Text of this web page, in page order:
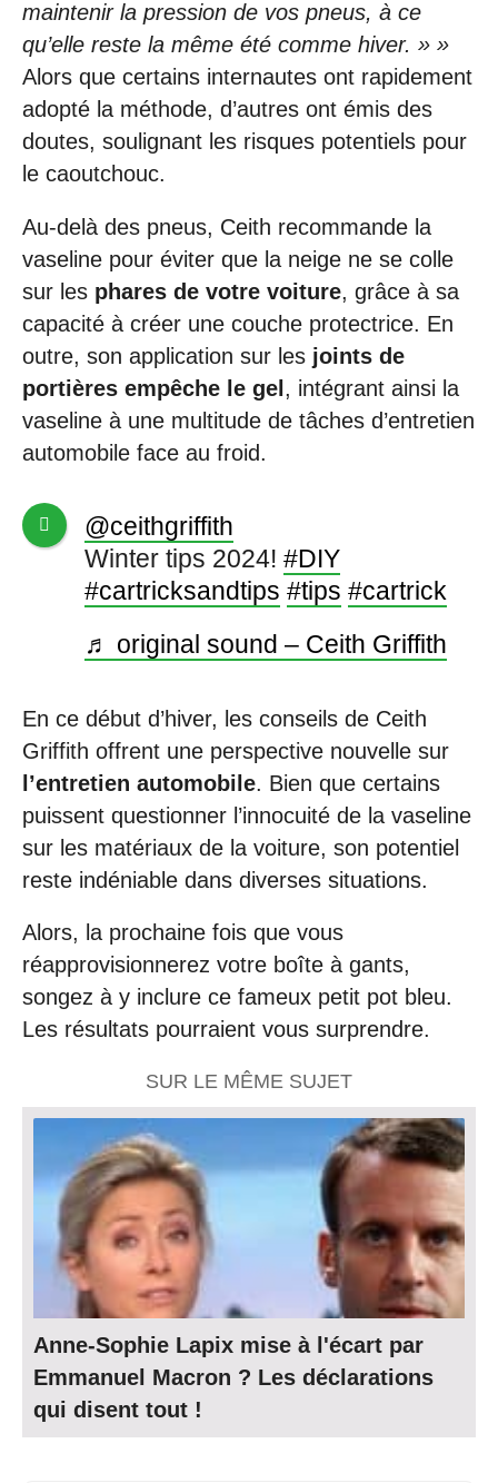
maintenir la pression de vos pneus, à ce
qu’elle reste la même été comme hiver. » »
Alors que certains internautes ont rapidement
adopté la méthode, d’autres ont émis des
doutes, soulignant les risques potentiels pour
le caoutchouc.
Au-delà des pneus, Ceith recommande la
vaseline pour éviter que la neige ne se colle
sur les phares de votre voiture, grâce à sa
capacité à créer une couche protectrice. En
outre, son application sur les joints de
portières empêche le gel , intégrant ainsi la
vaseline à une multitude de tâches d’entretien
automobile face au froid.
@ceithgriffith
Winter tips 2024!#DIY
#cartricksandtips #tips #cartrick
♬ original sound – Ceith Griffith
En ce début d’hiver, les conseils de Ceith
Griffith offrent une perspective nouvelle sur
l’entretien automobile. Bien que certains
puissent questionner l’innocuité de la vaseline
sur les matériaux de la voiture, son potentiel
reste indéniable dans diverses situations.
Alors, la prochaine fois que vous
réapprovisionnerez votre boîte à gants,
songez à y inclure ce fameux petit pot bleu.
Les résultats pourraient vous surprendre.
SUR LE MÊME SUJET
Anne-Sophie Lapix mise à l'écart par
Emmanuel Macron ? Les déclarations
qui disent tout !